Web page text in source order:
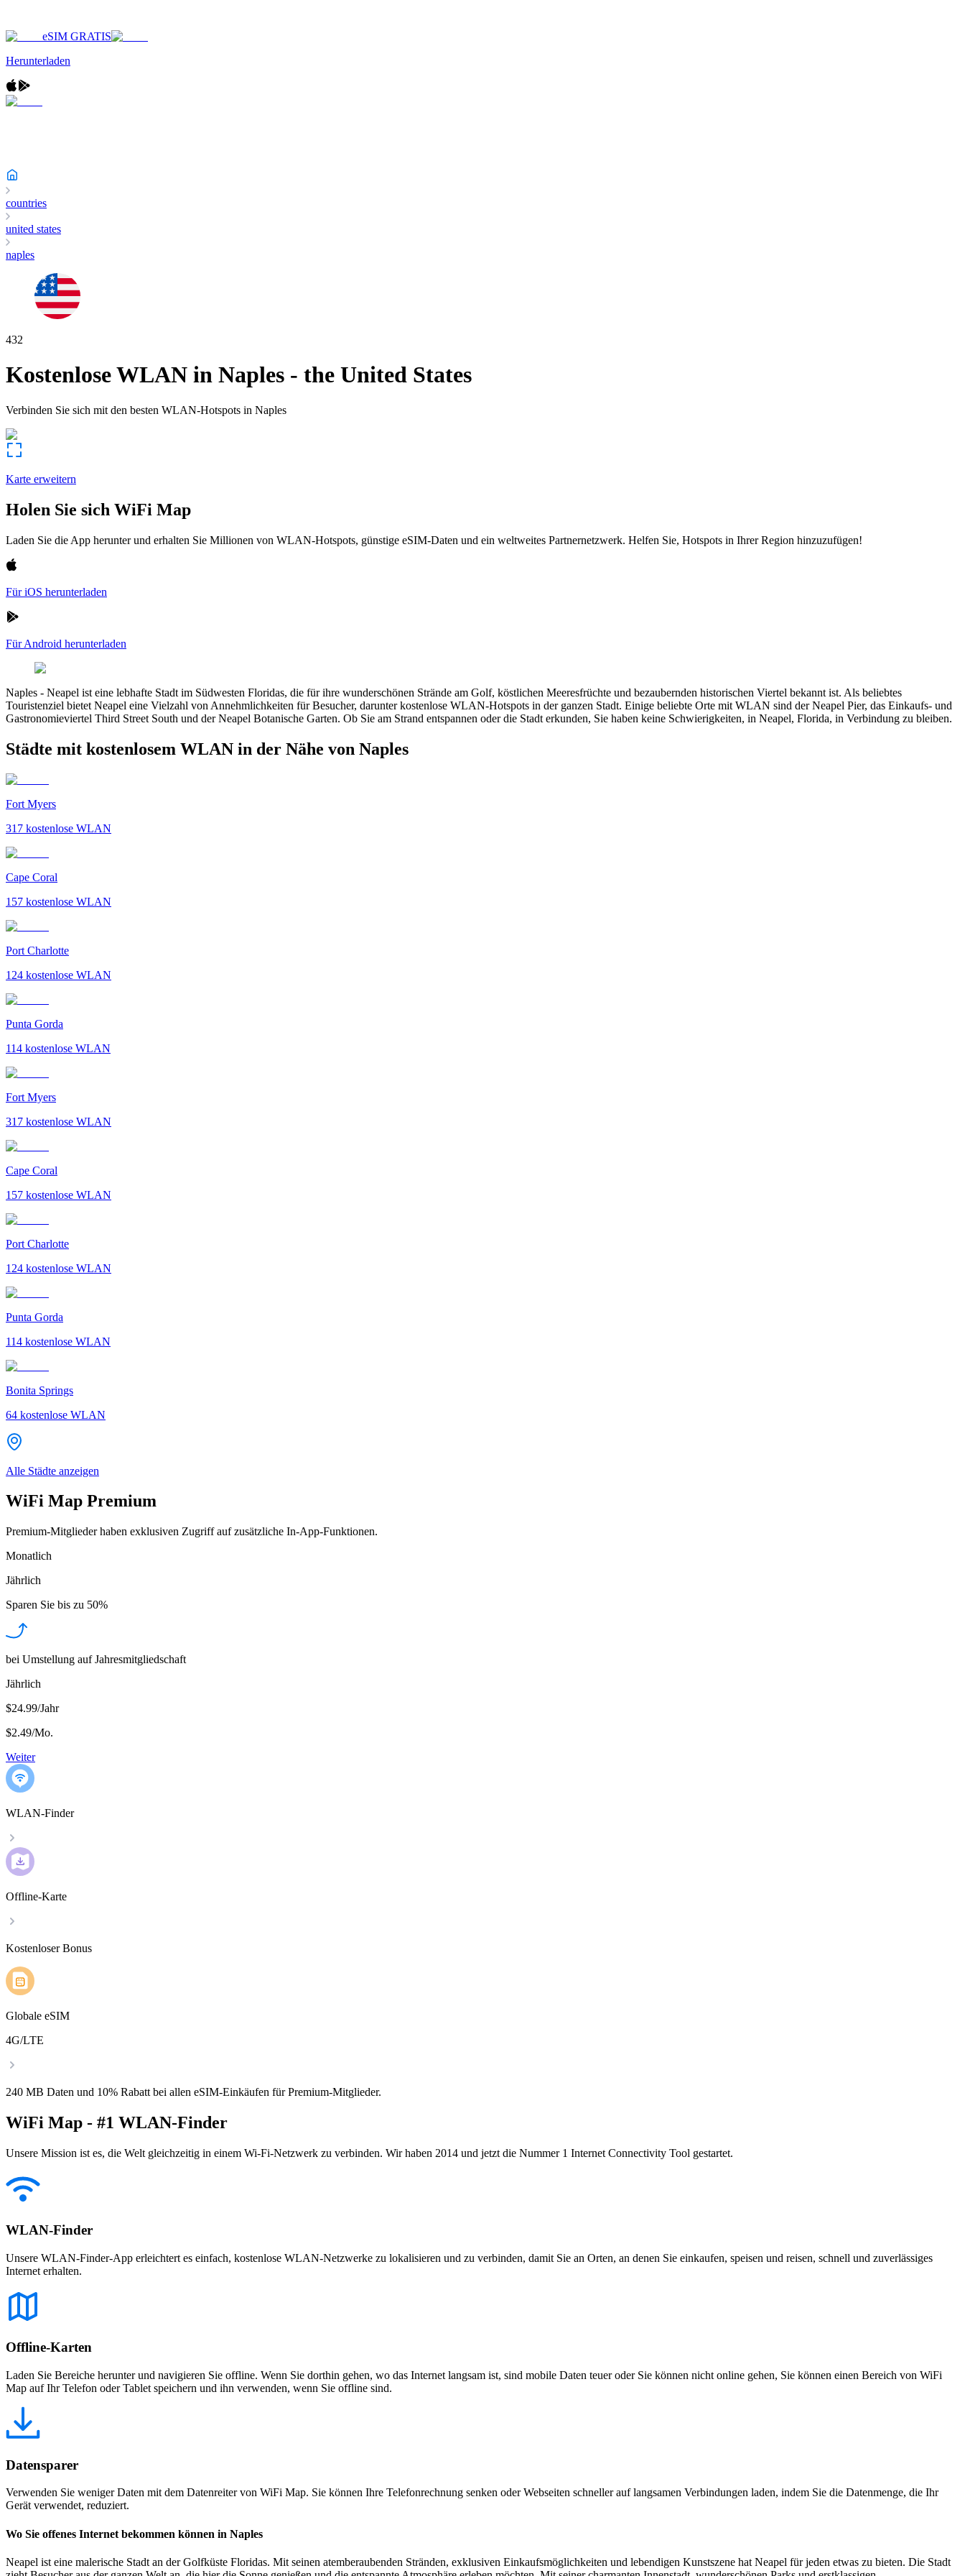
eSIM GRATIS
Herunterladen
countries
united states
naples
432
Kostenlose WLAN in Naples - the United States
Verbinden Sie sich mit den besten WLAN-Hotspots in Naples
Karte erweitern
Holen Sie sich WiFi Map
Laden Sie die App herunter und erhalten Sie Millionen von WLAN-Hotspots, günstige eSIM-Daten und ein weltweites Partnernetzwerk. Helfen Sie, Hotspots in Ihrer Region hinzuzufügen!
Für iOS herunterladen
Für Android herunterladen
Naples - Neapel ist eine lebhafte Stadt im Südwesten Floridas, die für ihre wunderschönen Strände am Golf, köstlichen Meeresfrüchte und bezaubernden historischen Viertel bekannt ist. Als beliebtes
Touristenziel bietet Neapel eine Vielzahl von Annehmlichkeiten für Besucher, darunter kostenlose WLAN-Hotspots in der ganzen Stadt. Einige beliebte Orte mit WLAN sind der Neapel Pier, das Einkaufs- und
Gastronomieviertel Third Street South und der Neapel Botanische Garten. Ob Sie am Strand entspannen oder die Stadt erkunden, Sie haben keine Schwierigkeiten, in Neapel, Florida, in Verbindung zu bleiben.
Städte mit kostenlosem WLAN in der Nähe von Naples
Fort Myers
317 kostenlose WLAN
Cape Coral
157 kostenlose WLAN
Port Charlotte
124 kostenlose WLAN
Punta Gorda
114 kostenlose WLAN
Fort Myers
317 kostenlose WLAN
Cape Coral
157 kostenlose WLAN
Port Charlotte
124 kostenlose WLAN
Punta Gorda
114 kostenlose WLAN
Bonita Springs
64 kostenlose WLAN
Alle Städte anzeigen
WiFi Map Premium
Premium-Mitglieder haben exklusiven Zugriff auf zusätzliche In-App-Funktionen.
Monatlich
Jährlich
Sparen Sie bis zu 50%
bei Umstellung auf Jahresmitgliedschaft
Jährlich
$24.99/Jahr
$2.49/Mo.
Weiter
WLAN-Finder
Offline-Karte
Kostenloser Bonus
Globale eSIM
4G/LTE
240 MB Daten und 10% Rabatt bei allen eSIM-Einkäufen für Premium-Mitglieder.
WiFi Map - #1 WLAN-Finder
Unsere Mission ist es, die Welt gleichzeitig in einem Wi-Fi-Netzwerk zu verbinden. Wir haben 2014 und jetzt die Nummer 1 Internet Connectivity Tool gestartet.
WLAN-Finder
Unsere WLAN-Finder-App erleichtert es einfach, kostenlose WLAN-Netzwerke zu lokalisieren und zu verbinden, damit Sie an Orten, an denen Sie einkaufen, speisen und reisen, schnell und zuverlässiges
Internet erhalten.
Offline-Karten
Laden Sie Bereiche herunter und navigieren Sie offline. Wenn Sie dorthin gehen, wo das Internet langsam ist, sind mobile Daten teuer oder Sie können nicht online gehen, Sie können einen Bereich von WiFi
Map auf Ihr Telefon oder Tablet speichern und ihn verwenden, wenn Sie offline sind.
Datensparer
Verwenden Sie weniger Daten mit dem Datenreiter von WiFi Map. Sie können Ihre Telefonrechnung senken oder Webseiten schneller auf langsamen Verbindungen laden, indem Sie die Datenmenge, die Ihr
Gerät verwendet, reduziert.
Wo Sie offenes Internet bekommen können in Naples
Neapel ist eine malerische Stadt an der Golfküste Floridas. Mit seinen atemberaubenden Stränden, exklusiven Einkaufsmöglichkeiten und lebendigen Kunstszene hat Neapel für jeden etwas zu bieten. Die Stadt